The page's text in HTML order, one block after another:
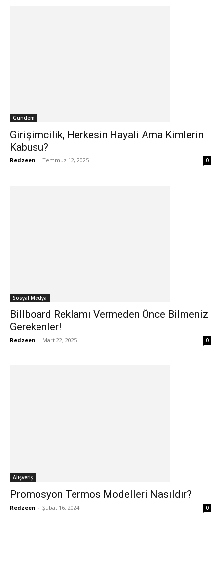
Gündem
Girişimcilik, Herkesin Hayali Ama Kimlerin
Kabusu?
Redzeen - Temmuz 12, 2025 0
Sosyal Medya
Billboard Reklamı Vermeden Önce Bilmeniz
Gerekenler!
Redzeen - Mart 22, 2025 0
Alışveriş
Promosyon Termos Modelleri Nasıldır?
Redzeen - Şubat 16, 2024 0